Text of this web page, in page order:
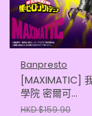
Banpresto
[MAXIMATIC]
學院 密爾可
HKD $159.90